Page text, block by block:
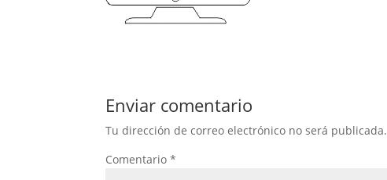
Enviar comentario
Tu dirección de correo electrónico no será publicada.
Comentario*